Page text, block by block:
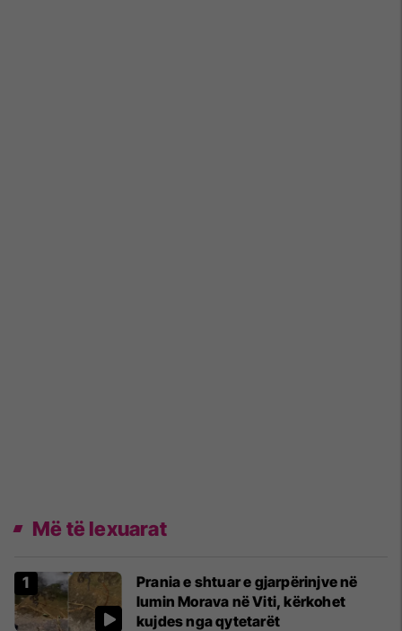
Më të lexuarat
Prania e shtuar e gjarpërinjve në
lumin Morava në Viti, kërkohet
kujdes nga qytetarët